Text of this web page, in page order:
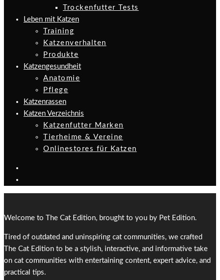
Trockenfutter Tests
Leben mit Katzen
Training
Katzenverhalten
Produkte
Katzengesundheit
Anatomie
Pflege
Katzenrassen
Katzen Verzeichnis
Katzenfutter Marken
Tierheime & Vereine
Onlinestores für Katzen
Welcome to The Cat Edition, brought to you by Pet Edition.
Tired of outdated and uninspiring cat communities, we crafted
The Cat Edition to be a stylish, interactive, and informative take
on cat communities with entertaining content, expert advice, and
practical tips.